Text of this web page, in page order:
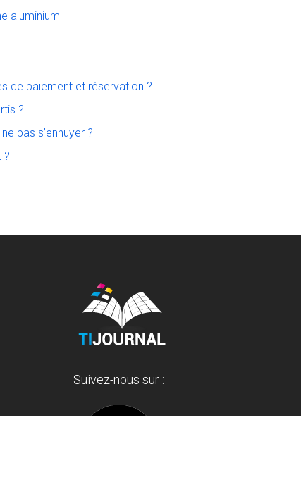
aluminium
de paiement et réservation ?
?
pas s’ennuyer ?
?
Suivez-nous sur :